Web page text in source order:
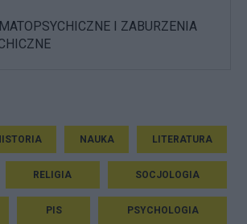
I ZABURZENIA
NAUKA LITERATURA
RELIGIA SOCJOLOGIA
PIS PSYCHOLOGIA